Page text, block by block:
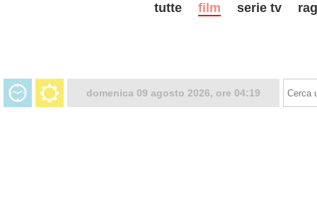
tutte film serie tv
domenica 09 agosto 2026, ore 04:19